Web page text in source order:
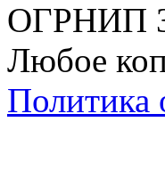
ОГРНИП
Любое
Политика